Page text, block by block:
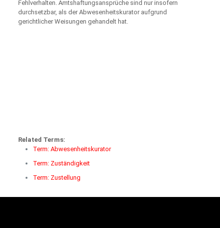
Fehlverhalten. Amtshaftungsansprüche sind nur insofern
durchsetzbar, als der Abwesenheitskurator aufgrund
gerichtlicher Weisungen gehandelt hat.
Related Terms:
Term: Abwesenheitskurator
Term: Zuständigkeit
Term: Zustellung